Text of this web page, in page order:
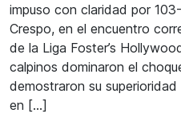
impuso con claridad por
Crespo, en el encuentro
de la Liga Foster’s
calpinos dominaron el
demostraron su
en […]